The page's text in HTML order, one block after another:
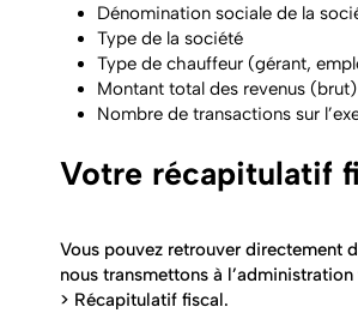
Dénomination sociale de la
Type de la société
Type de chauffeur (gérant,
Montant total des revenus (brut)
Nombre de transactions sur
Votre récapitulatif
Vous pouvez retrouver directement
nous transmettons à
> Récapitulatif fiscal.